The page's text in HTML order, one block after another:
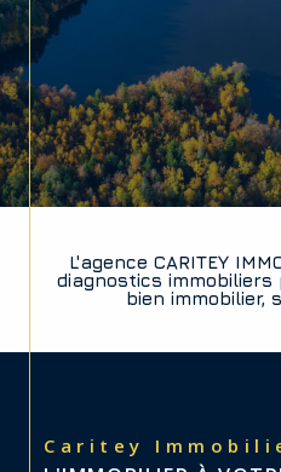
L'agence CARITEY IMMOBILIER vous offre les
diagnostics
bien immobilier,
Caritey